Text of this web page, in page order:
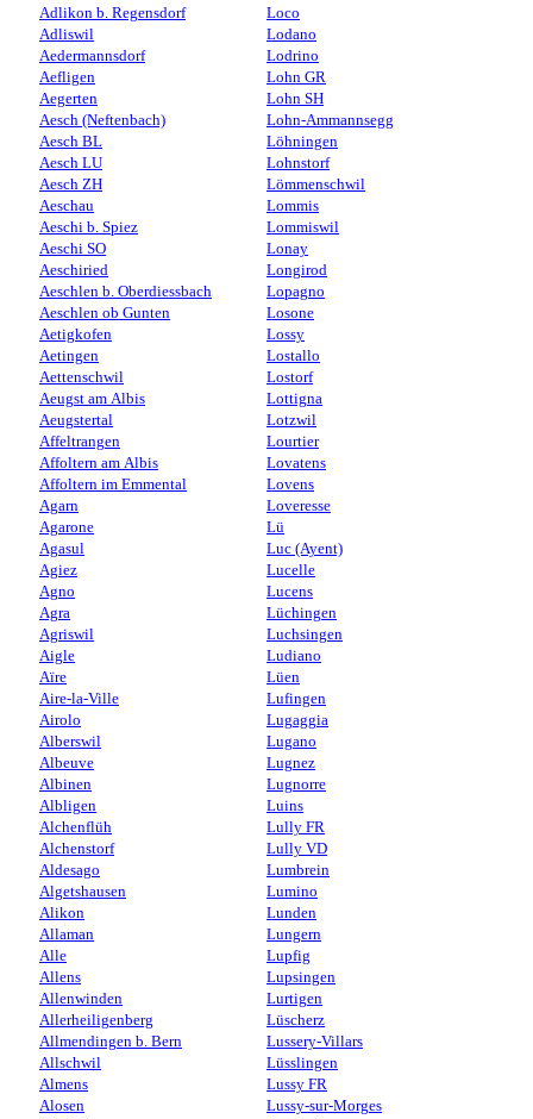
Adlikon b. Regensdorf
Adliswil
Aedermannsdorf
Aefligen
Aegerten
Aesch (Neftenbach)
Aesch BL
Aesch LU
Aesch ZH
Aeschau
Aeschi b. Spiez
Aeschi SO
Aeschiried
Aeschlen b. Oberdiessbach
Aeschlen ob Gunten
Aetigkofen
Aetingen
Aettenschwil
Aeugst am Albis
Aeugstertal
Affeltrangen
Affoltern am Albis
Affoltern im Emmental
Agarn
Agarone
Agasul
Agiez
Agno
Agra
Agriswil
Aigle
Aïre
Aire-la-Ville
Airolo
Alberswil
Albeuve
Albinen
Albligen
Alchenflüh
Alchenstorf
Aldesago
Algetshausen
Alikon
Allaman
Alle
Allens
Allenwinden
Allerheiligenberg
Allmendingen b. Bern
Allschwil
Almens
Alosen
Loco
Lodano
Lodrino
Lohn GR
Lohn SH
Lohn-Ammannsegg
Löhningen
Lohnstorf
Lömmenschwil
Lommis
Lommiswil
Lonay
Longirod
Lopagno
Losone
Lossy
Lostallo
Lostorf
Lottigna
Lotzwil
Lourtier
Lovatens
Lovens
Loveresse
Lü
Luc (Ayent)
Lucelle
Lucens
Lüchingen
Luchsingen
Ludiano
Lüen
Lufingen
Lugaggia
Lugano
Lugnez
Lugnorre
Luins
Lully FR
Lully VD
Lumbrein
Lumino
Lunden
Lungern
Lupfig
Lupsingen
Lurtigen
Lüscherz
Lussery-Villars
Lüsslingen
Lussy FR
Lussy-sur-Morges